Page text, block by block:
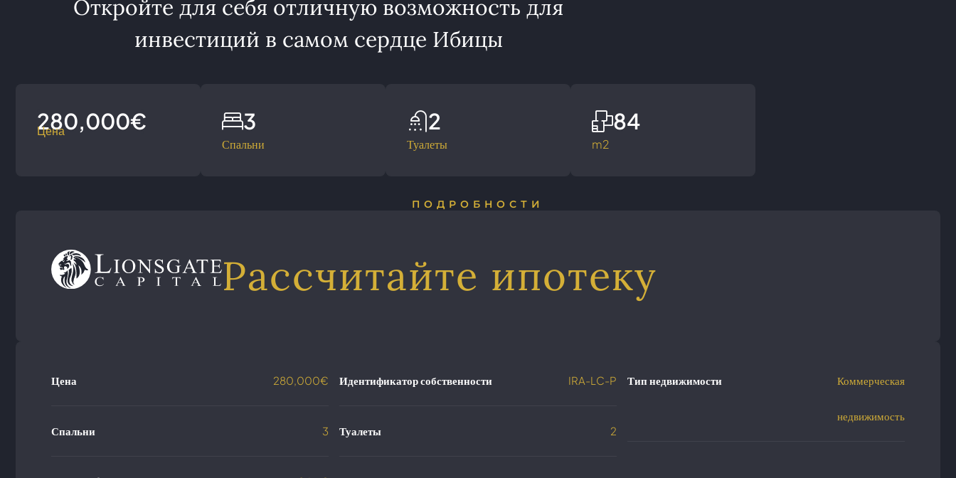
Откройте для себя отличную возможность для
инвестиций в самом сердце Ибицы
280,000€
Цена
Спальни
3
Туалеты
2
m2
84
ПОДРОБНОСТИ
Рассчитайте ипотеку
Цена 280,000€
Спальни 3
Идентификатор собственности IRA-LC-P
Туалеты 2
Тип недвижимости Коммерческая
недвижимость